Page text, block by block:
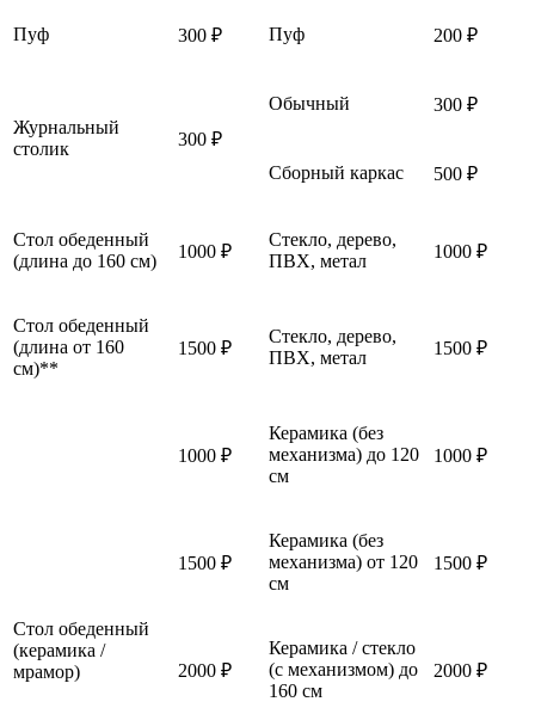
Пуф 300 ₽ Пуф 200 ₽
Журнальный
столик
300 ₽
Обычный 300 ₽
Сборный каркас 500 ₽
Стол обеденный
(длина до 160 см)
1000 ₽
Стекло, дерево,
ПВХ, метал
1000 ₽
Стол обеденный
(длина от 160
см)**
1500 ₽
Стекло, дерево,
ПВХ, метал
1500 ₽
Стол обеденный
(керамика /
мрамор)
1000 ₽
Керамика (без
механизма) до 120
см
1000 ₽
1500 ₽
Керамика (без
механизма) от 120
см
1500 ₽
2000 ₽
Керамика / стекло
(с механизмом) до
160 см
2000 ₽